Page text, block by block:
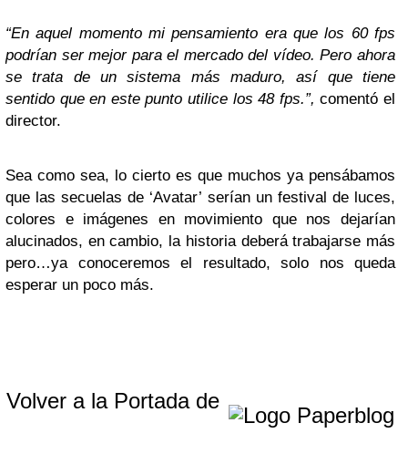
“En aquel momento mi pensamiento era que los 60 fps
podrían ser mejor para el mercado del vídeo. Pero ahora
se trata de un sistema más maduro, así que tiene
sentido que en este punto utilice los 48 fps.”,comentó el
director.
Sea como sea, lo cierto es que muchos ya pensábamos
que las secuelas de ‘Avatar’ serían un festival de luces,
colores e imágenes en movimiento que nos dejarían
alucinados, en cambio, la historia deberá trabajarse más
pero…ya conoceremos el resultado, solo nos queda
esperar un poco más.
Volver a la Portada de